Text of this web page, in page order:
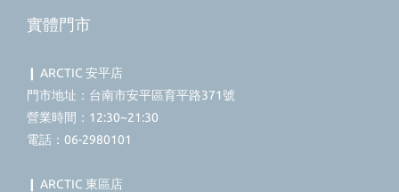
實體門市
❙ ARCTIC 安平店
門市地址：台南市安平區育平路371號
營業時間：12:30~21:30
電話：06-2980101
❙ ARCTIC 東區店